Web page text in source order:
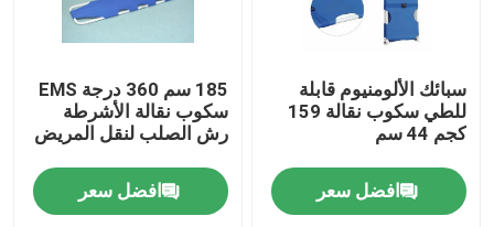
حولنا
جولة في المصنع
مراقبة الجودة
سبائك الألومنيوم قابلة
للطي سكوب نقالة 159
كجم 44 سم
افضل سعر
185 سم 360 درجة EMS
سكوب نقالة الأشرطة
رش الصلب لنقل المريض
افضل سعر